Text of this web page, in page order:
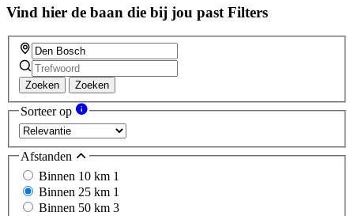
Vind hier de baan die bij jou past Filters
Zoeken Zoeken
Sorteer op
Afstanden
Binnen 10 km 1
Binnen 25 km 1
Binnen 50 km 3